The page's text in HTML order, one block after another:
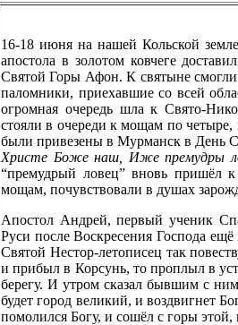
16-18 июня на нашей Кольской
апостола в золотом ковчеге
Святой Горы Афон. К святыне
паломники, приехавшие со всей
огромная очередь шла к Свято-
стояли в очереди к мощам по
были привезены в Мурманск в День
Христе Боже наш, Иже премудры
“премудрый ловец” вновь пришёл
мощам, почувствовали в душах
Апостол Андрей, первый ученик
Руси после Воскресения Господа
Святой Нестор-летописец так
и прибыл в Корсунь, то проплыл в
берегу. И утром сказал бывшим с
будет город великий, и воздвигнет
помолился Богу, и сошёл с горы этой,